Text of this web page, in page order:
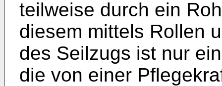
teilweise durch ein
diesem mittels Rollen
des Seilzugs ist nur
die von einer